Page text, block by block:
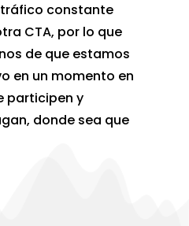
constante
CTA, por lo que
de que estamos
en un momento en
participen y
donde sea que